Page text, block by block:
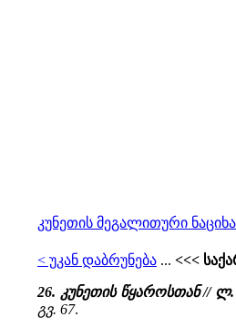
კუნეთის მეგალითური
< უკან დაბრუნება ... <<<
26. კუნეთის წყაროსთან //
გვ. 67.